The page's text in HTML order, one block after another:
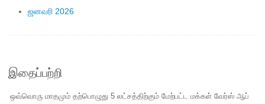
ஜனவரி 2026
இதைப்பற்றி
ஒவ்வொரு மாதமும் தற்பொழுது 5 லட்சத்திற்கும் மேற்பட்ட மக்கள் வேர்ஸ் ஆப்